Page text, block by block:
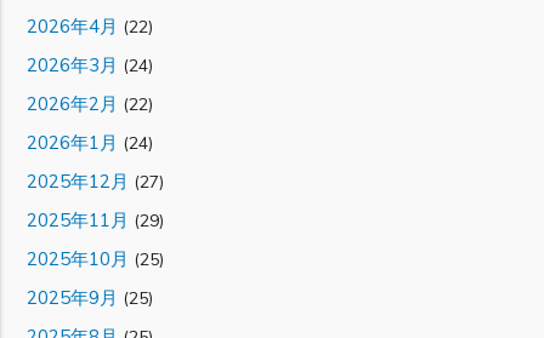
2026年4月 (22)
2026年3月 (24)
2026年2月 (22)
2026年1月 (24)
2025年12月 (27)
2025年11月 (29)
2025年10月 (25)
2025年9月 (25)